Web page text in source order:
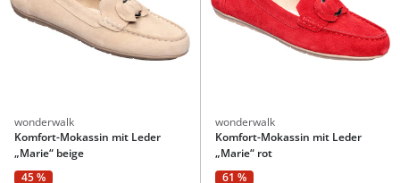
wonderwalk
Komfort-Mokassin mit Leder
„Marie“ beige
45 %
wonderwalk
Komfort-Mokassin mit Leder
„Marie“ rot
61 %